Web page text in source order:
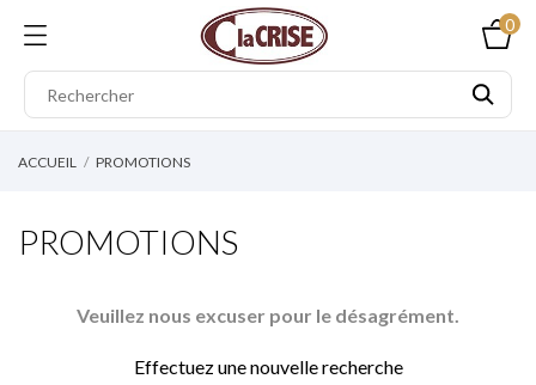
0
ACCUEIL PROMOTIONS
PROMOTIONS
Veuillez nous excuser pour le désagrément.
Effectuez une nouvelle recherche